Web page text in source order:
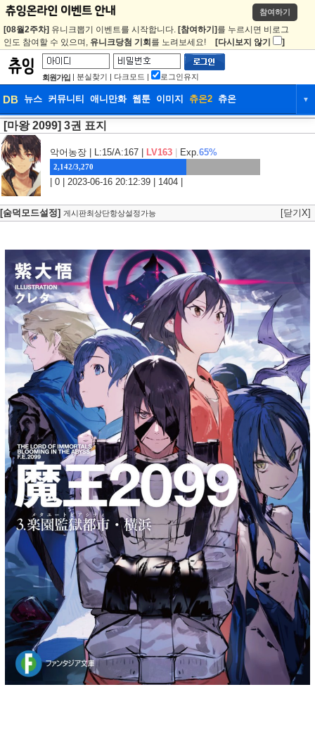
참여하기
[08월2주차] 유니크뽑기 이벤트를 시작합니다. [참여하기] 를 누르시면 비로그
인도 참여할 수 있으며, 유니크당첨 기회 를 노려보세요! [다시보지 않기 ]
회원가입 | 분실찾기 | 다크모드 | 로그인유지
DB 뉴스 커뮤니티 애니만화 웹툰 이미지 츄온2 츄온 ▼
DB
웹툰 이미지 츄온2
[마왕 2099] 3권 표지
악어농장 | L:15/A:167 | LV163 Exp.65%
2,142/3,270
| 0 | 2023-06-16 20:12:39 | 1404 |
[숨덕모드설정] 게시판최상단항상설정가능 [닫기X]